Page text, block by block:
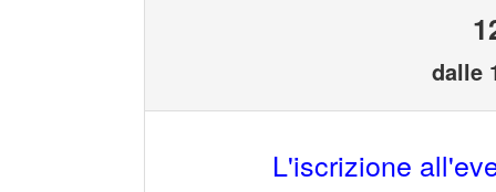
dalle
L'iscrizione